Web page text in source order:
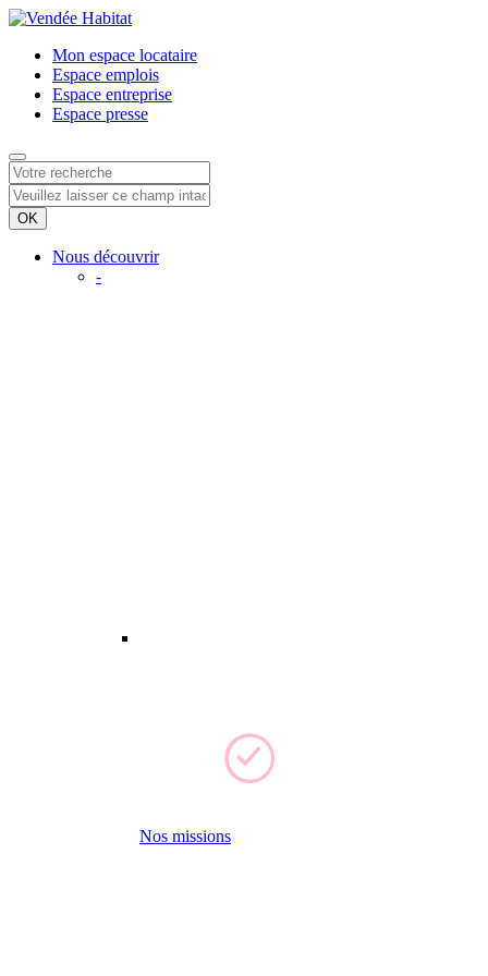
Mon espace locataire
Espace emplois
Espace entreprise
Espace presse
Nous découvrir
-
Nos missions